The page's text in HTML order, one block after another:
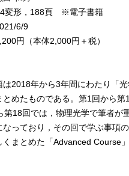
変形，188頁 ※電子書籍
6/9
円（本体2,000円＋税）
は2018年から3年間にわたり「
とめたものである。第1回から
第18回では，物理光学で筆者が
なっており，その回で学ぶ事項
くまとめた「Advanced Course